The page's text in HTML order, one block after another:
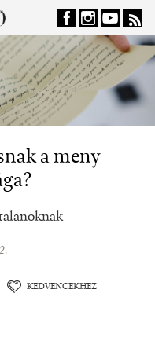
a meny
KEDVENCEKHEZ